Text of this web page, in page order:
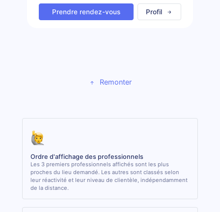
Prendre rendez-vous Profil
Remonter
Ordre d'affichage des professionnels
Les 3 premiers professionnels affichés sont les plus
proches du lieu demandé. Les autres sont classés selon
leur réactivité et leur niveau de clientèle, indépendamment
de la distance.